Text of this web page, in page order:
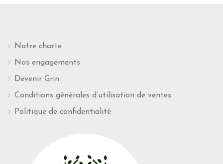
Notre charte
Nos engagements
Devenir Grin
Conditions générales d’utilisation de ventes
Politique de confidentialité